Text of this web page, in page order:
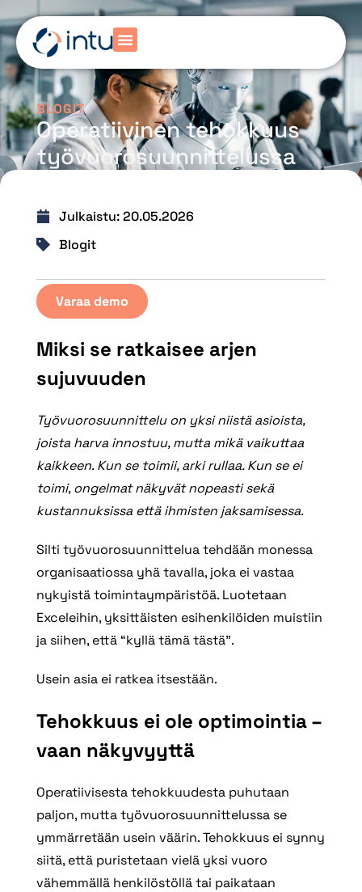
BLOGIT
Operatiivinen tehokkuus
työvuorosuunnittelussa
Julkaistu: 20.05.2026
Blogit
Varaa demo
Miksi se ratkaisee arjen
sujuvuuden
Työvuorosuunnittelu on yksi niistä asioista,
joista harva innostuu, mutta mikä vaikuttaa
kaikkeen. Kun se toimii, arki rullaa. Kun se ei
toimi, ongelmat näkyvät nopeasti sekä
kustannuksissa että ihmisten jaksamisessa.
Silti työvuorosuunnittelua tehdään monessa
organisaatiossa yhä tavalla, joka ei vastaa
nykyistä toimintaympäristöä. Luotetaan
Exceleihin, yksittäisten esihenkilöiden muistiin
ja siihen, että “kyllä tämä tästä”.
Usein asia ei ratkea itsestään.
Tehokkuus ei ole optimointia –
vaan näkyvyyttä
Operatiivisesta tehokkuudesta puhutaan
paljon, mutta työvuorosuunnittelussa se
ymmärretään usein väärin. Tehokkuus ei synny
siitä, että puristetaan vielä yksi vuoro
vähemmällä henkilöstöllä tai paikataan